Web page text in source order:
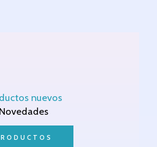
nuevos
Novedades